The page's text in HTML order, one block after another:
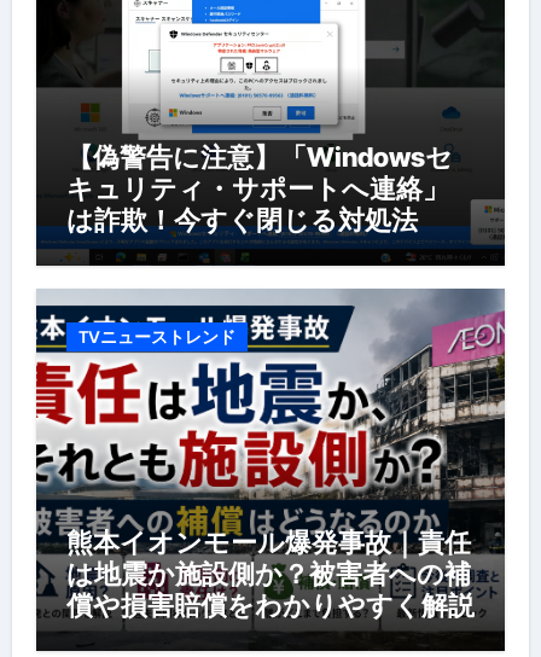
【偽警告に注意】「Windowsセ
キュリティ・サポートへ連絡」
は詐欺！今すぐ閉じる対処法
TVニューストレンド
熊本イオンモール爆発事故｜責任
は地震か施設側か？被害者への補
償や損害賠償をわかりやすく解説